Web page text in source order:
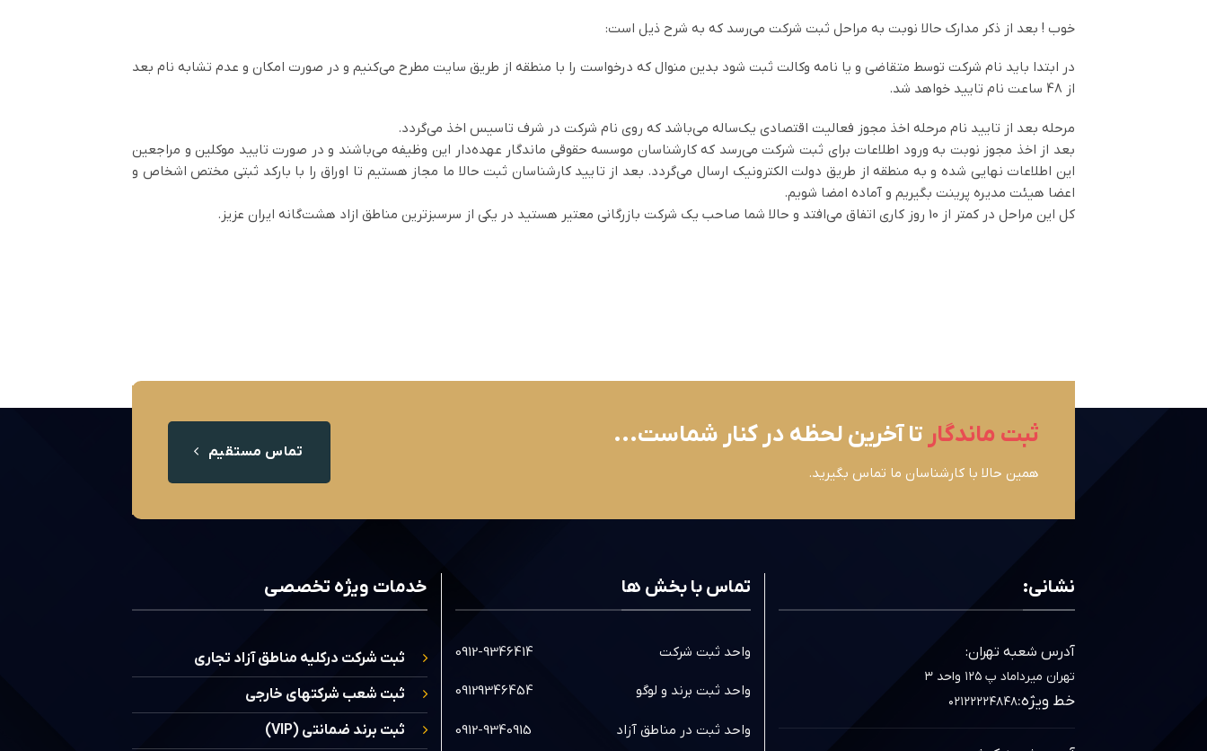
خوب ! بعد از ذکر مدارک حالا نوبت به مراحل ثبت شرکت می‌رسد که به شرح ذیل است:
در ابتدا باید نام شرکت توسط متقاضی و یا نامه وکالت ثبت شود بدین منوال که درخواست را با منطقه از طریق سایت مطرح می‌کنیم و در صورت امکان و عدم تشابه نام بعد
از 48 ساعت نام تایید خواهد شد.
مرحله بعد از تایید نام مرحله اخذ مجوز فعالیت اقتصادی یک‌ساله می‌باشد که روی نام شرکت در شرف تاسیس اخذ می‌گردد.
بعد از اخذ مجوز نوبت به ورود اطلاعات برای ثبت شرکت می‌رسد که کارشناسان موسسه حقوقی ماندگار عهده‌دار این وظیفه می‌باشند و در صورت تایید موکلین و مراجعین
این اطلاعات نهایی شده و به منطقه از طریق دولت الکترونیک ارسال می‌گردد. بعد از تایید کارشناسان ثبت حالا ما مجاز هستیم تا اوراق را با بارکد ثبتی مختص اشخاص و
اعضا هیئت مدیره پرینت بگیریم و آماده امضا شویم.
کل این مراحل در کمتر از 10 روز کاری اتفاق می‌افتد و حالا شما صاحب یک شرکت بازرگانی معتیر هستید در یکی از سرسبزترین مناطق ازاد هشت‌گانه ایران عزیز.
ثبت ماندگار تا آخرین لحظه در کنار شماست...
همین حالا با کارشناسان ما تماس بگیرید.
تماس مستقیم
نشانی:
آدرس شعبه تهران:
تهران میرداماد پ ۱۲۵ واحد ۳
خط ویژه:۰۲۱۲۲۲۲۴۸۴۸
تماس با بخش ها
واحد ثبت شرکت
واحد ثبت برند و لوگو
واحد ثبت در مناطق آزاد
0912-9346414
09129346454
0912-9340915
خدمات ویژه تخصصی
ثبت شرکت درکلیه مناطق آزاد تجاری
ثبت شعب شرکتهای خارجی
ثبت برند ضمانتی (VIP)